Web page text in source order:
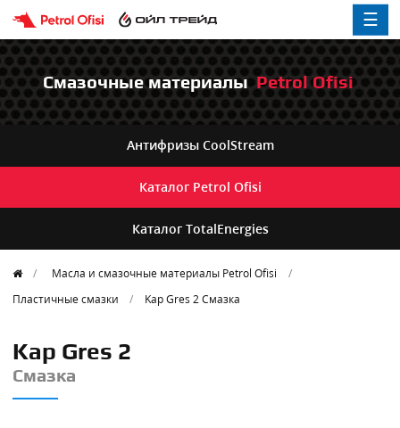
☰
Смазочные материалыPetrol Ofisi
Антифризы CoolStream
Каталог Petrol Ofisi
Каталог TotalEnergies
Масла и смазочные материалы Petrol Ofisi
Пластичные смазки
Kap Gres 2Смазка
Kap Gres 2
Смазка